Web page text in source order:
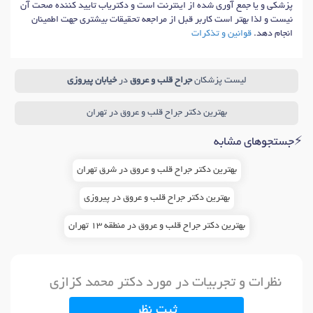
پزشکی و یا جمع آوری شده از اینترنت است و دکتریاب تایید کننده صحت آن
نیست و لذا بهتر است کاربر قبل از مراجعه تحقیقات بیشتری جهت اطمینان
انجام دهد. قوانین و تذکرات
لیست پزشکانجراح قلب و عروق درخیابان پیروزی
بهترین دکتر جراح قلب و عروق در تهران
⚡جستجوهای مشابه
بهترین دکتر جراح قلب و عروق در شرق تهران
بهترین دکتر جراح قلب و عروق در پیروزی
بهترین دکتر جراح قلب و عروق در منطقه 13 تهران
نظرات و تجربیات در مورد دکتر محمد کزازی